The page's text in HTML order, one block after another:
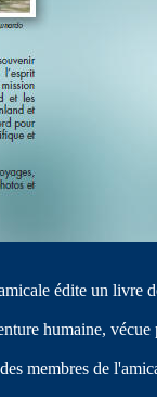
édite un livre
humaine,
membres de